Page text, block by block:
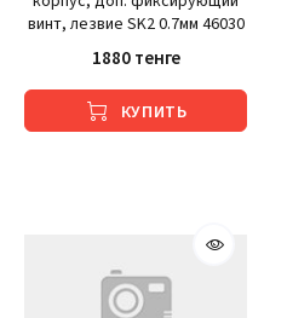
винт, лезвие SK2 0.7мм 46030
1880 тенге
КУПИТЬ